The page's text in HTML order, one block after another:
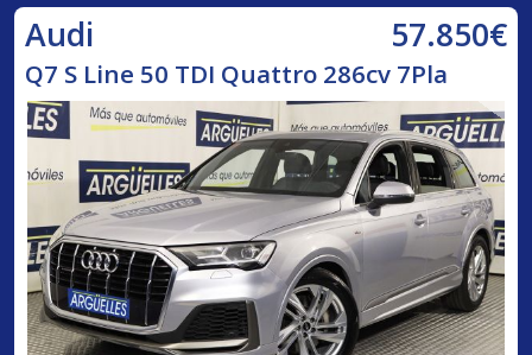
Audi 57.850€
Q7 S Line 50 TDI Quattro 286cv 7Pla